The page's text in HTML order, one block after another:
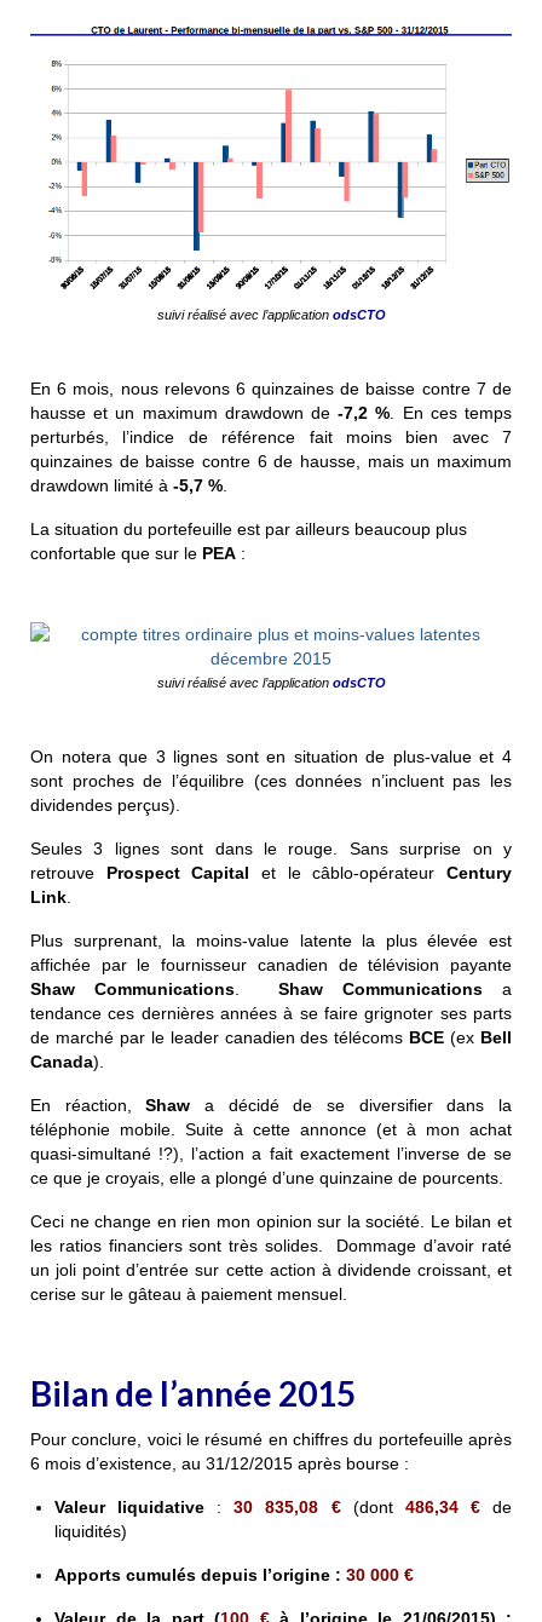
suivi réalisé avec l’application odsCTO
En 6 mois, nous relevons 6 quinzaines de baisse contre 7 de
hausse et un maximum drawdown de-7,2 % . En ces temps
perturbés, l’indice de référence fait moins bien avec 7
quinzaines de baisse contre 6 de hausse, mais un maximum
drawdown limité à -5,7 %
La situation du portefeuille est par ailleurs beaucoup plus
confortable que sur le PEA :
suivi réalisé avec l’application odsCTO
On notera que 3 lignes sont en situation de plus-value et 4
sont proches de l’équilibre (ces données n’incluent pas les
dividendes perçus).
Seules 3 lignes sont dans le rouge. Sans surprise on y
retrouve Prospect Capital et le câblo-opérateurCentury
Link
Plus surprenant, la moins-value latente la plus élevée est
affichée par le fournisseur canadien de télévision payante
Shaw Communications
Shaw Communications a
tendance ces dernières années à se faire grignoter ses parts
de marché par le leader canadien des télécoms BCE (ex Bell
Canada).
En réaction,Shaw a décidé de se diversifier dans la
téléphonie mobile. Suite à cette annonce (et à mon achat
quasi-simultané !?), l’action a fait exactement l’inverse de se
ce que je croyais, elle a plongé d’une quinzaine de pourcents.
Ceci ne change en rien mon opinion sur la société. Le bilan et
les ratios financiers sont très solides. Dommage d’avoir raté
un joli point d’entrée sur cette action à dividende croissant, et
cerise sur le gâteau à paiement mensuel.
Bilan de l’année 2015
Pour conclure, voici le résumé en chiffres du portefeuille après
6 mois d’existence, au 31/12/2015 après bourse :
Valeur liquidative : 30 835,08 € (dont 486,34 €de
liquidités)
Apports cumulés depuis l’origine : 30 000 €
Valeur de la part(100 €à l’origine le 21/06/2015) :